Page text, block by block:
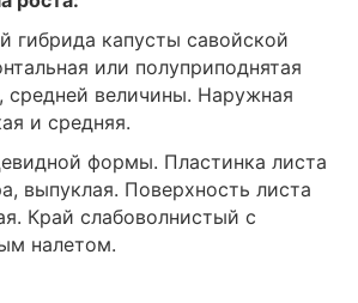
гибрида капусты савойской
или полуприподнятая
средней величины. Наружная
и средняя.
формы. Пластинка листа
выпуклая. Поверхность листа
Край слабоволнистый с
налетом.